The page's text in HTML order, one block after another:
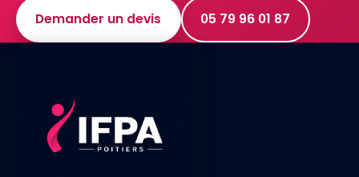
Demander un devis 05 79 96 01 87